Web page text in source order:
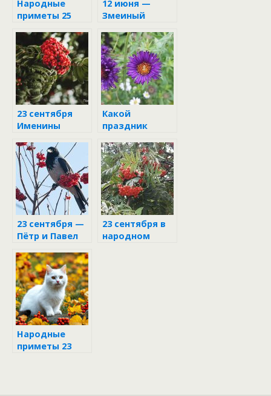
Народные
приметы 25
день Артамона
Змеевика
12 июня —
Змеиный
народном
календаре
23 сентября
Именины
Какой
праздник
сентября
23 сентября —
Пётр и Павел
23 сентября в
народном
Народные
приметы 23